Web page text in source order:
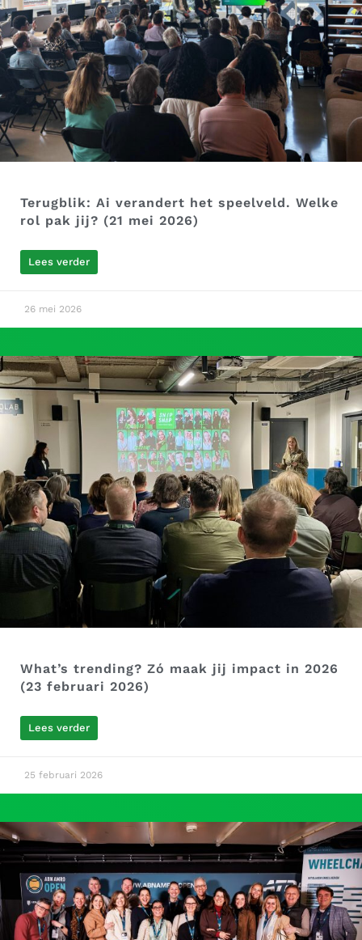
Terugblik: Ai verandert het speelveld. Welke
rol pak jij? (21 mei 2026)
Lees verder
26 mei 2026
What’s trending? Zó maak jij impact in 2026
(23 februari 2026)
Lees verder
25 februari 2026